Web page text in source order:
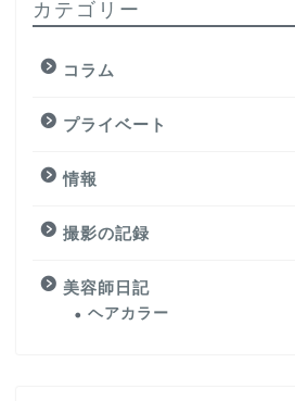
カテゴリー
コラム
プライベート
情報
撮影の記録
美容師日記
ヘアカラー